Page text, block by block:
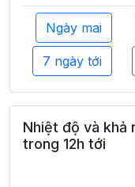
Ngày mai
7 ngày tới
Nhiệt độ và khả
trong 12h tới